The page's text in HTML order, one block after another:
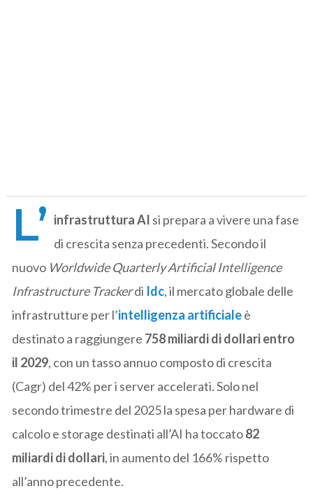
L’ infrastruttura AI si prepara a vivere una fase
di crescita senza precedenti. Secondo il
nuovo Worldwide Quarterly Artificial Intelligence
Infrastructure Trackerdi Idc, il mercato globale delle
infrastrutture per l’intelligenza artificialeè
destinato a raggiungere 758 miliardi di dollari entro
il 2029, con un tasso annuo composto di crescita
(Cagr) del 42% per i server accelerati. Solo nel
secondo trimestre del 2025 la spesa per hardware di
calcolo e storage destinati all’AI ha toccato82
miliardi di dollari, in aumento del 166% rispetto
all’anno precedente.